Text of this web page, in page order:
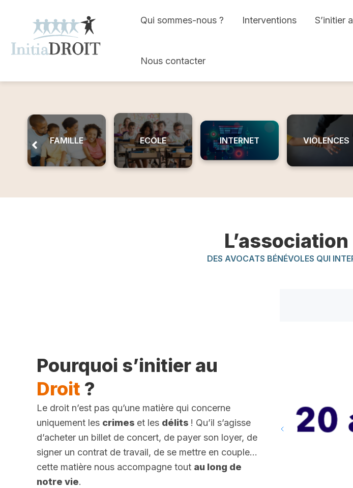
Qui sommes-nous ? Interventions S’initier
Nous contacter
FAMILLE ECOLE INTERNET VIOLENCES
DES AVOCATS BÉNÉVOLES QUI
Pourquoi s’initier au
Droit ?
Le droit n’est pas qu’une matière qui concerne
uniquement les crimes et les délits ! Qu’il s’agisse
d’acheter un billet de concert, de payer son loyer, de
signer un contrat de travail, de se mettre en couple…
cette matière nous accompagne tout au long de
notre vie.